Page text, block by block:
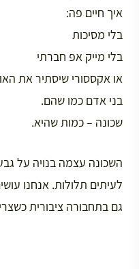
איך חיים פה:
בלי מסיכות
בלי מייק אפ חברתי
או אקססורי שיסתיר את
בני אדם כמו שהם.
שכונה – כמות שהיא.
השכונה עצמה בנויה על
לעיתים תלולות. אנחנו
גם בתחבורה ציבורית